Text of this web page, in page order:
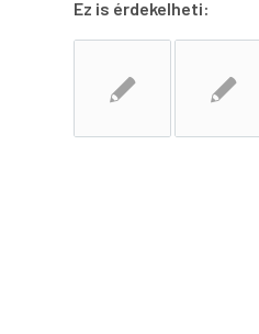
Ez is érdekelheti: